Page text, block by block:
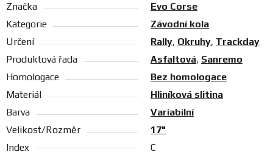
Značka
Evo Corse
Kategorie
Závodní kola
Určení
Rally, Okruhy, Trackday
Produktová řada
Asfaltová, Sanremo
Homologace
Bez homologace
Materiál
Hliníková slitina
Barva
Variabilní
Velikost/Rozměr
17"
Index
C